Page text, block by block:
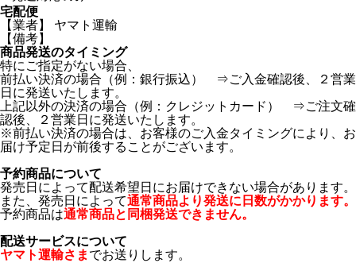
宅配便
【業者】 ヤマト運輸
【備考】
商品発送のタイミング
特にご指定がない場合、
前払い決済の場合（例：銀行振込） ⇒ご入金確認後、２営業
日に発送いたします。
上記以外の決済の場合（例：クレジットカード） ⇒ご注文確
認後、２営業日に発送いたします。
※前払い決済の場合は、お客様のご入金タイミングにより、お
届け予定日が前後することがございます。
予約商品について
発売日によって配送希望日にお届けできない場合があります。
また、発売日によって通常商品より発送に日数がかかります。
予約商品は通常商品と同梱発送できません。
配送サービスについて
ヤマト運輸さま でお送りします。